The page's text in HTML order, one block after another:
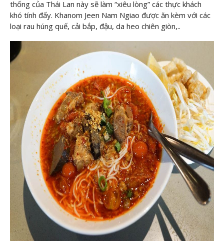
thống của Thái Lan này sẽ làm “xiêu lòng” các thực khách
khó tính đấy. Khanom Jeen Nam Ngiao được ăn kèm với các
loại rau húng quế, cải bắp, đậu, da heo chiên giòn,..